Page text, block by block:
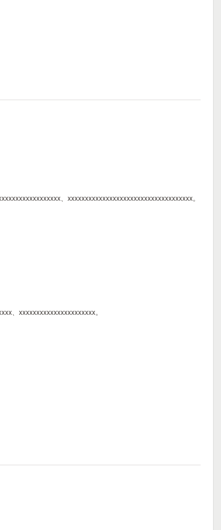
、xxxxxxxxxxxxxxxxxxxxxxxxxxxxxxxxxxxx。
、xxxxxxxxxxxxxxxxxxxxxx。